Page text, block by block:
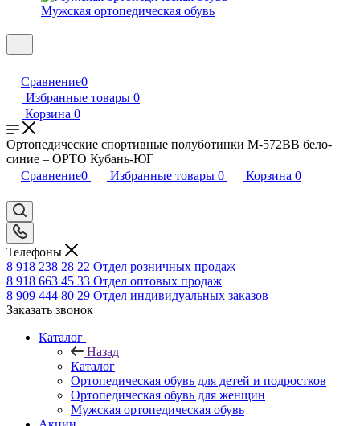
Мужская ортопедическая обувь
Сравнение0
Избранные товары 0
Корзина 0
Ортопедические спортивные полуботинки М-572ВВ бело-
синие – ОРТО Кубань-ЮГ
Сравнение0 Избранные товары 0 Корзина 0
Телефоны
8 918 238 28 22 Отдел розничных продаж
8 918 663 45 33 Отдел оптовых продаж
8 909 444 80 29 Отдел индивидуальных заказов
Заказать звонок
Каталог
Назад
Каталог
Ортопедическая обувь для детей и подростков
Ортопедическая обувь для женщин
Мужская ортопедическая обувь